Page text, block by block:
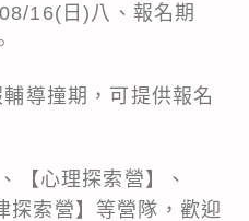
16(日)八、報名期
導撞期，可提供報名
【心理探索營】、
探索營】等營隊，歡迎